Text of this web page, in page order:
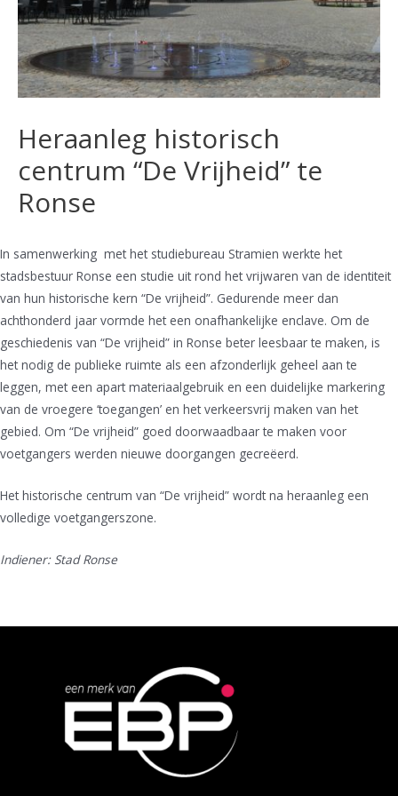
Heraanleg historisch
centrum “De Vrijheid” te
Ronse
In samenwerking met het studiebureau Stramien werkte het
stadsbestuur Ronse een studie uit rond het vrijwaren van de identiteit
van hun historische kern “De vrijheid”. Gedurende meer dan
achthonderd jaar vormde het een onafhankelijke enclave. Om de
geschiedenis van “De vrijheid” in Ronse beter leesbaar te maken, is
het nodig de publieke ruimte als een afzonderlijk geheel aan te
leggen, met een apart materiaalgebruik en een duidelijke markering
van de vroegere ‘toegangen’ en het verkeersvrij maken van het
gebied. Om “De vrijheid” goed doorwaadbaar te maken voor
voetgangers werden nieuwe doorgangen gecreëerd.
Het historische centrum van “De vrijheid” wordt na heraanleg een
volledige voetgangerszone.
Indiener: Stad Ronse